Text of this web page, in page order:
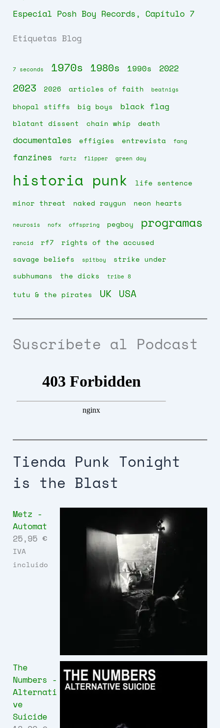
Especial Posh Boy Records, Capítulo 7
Etiquetas Blog
7 seconds 1970s 1980s 1990s 2022
2023 2026 articles of faith beatnigs
bhopal stiffs big boys black flag
blatant dissent chain whip death
documentales effigies entrevista fang
fanzines fartz flipper green day
historia punk life sentence
minor threat naked raygun neon hearts
neurosis nofx offspring pegboy programas
rancid rf7
rights of the accused
savage beliefs
spitboy
strike under
subhumans
the dicks tribe 8
tutu & the pirates UK USA
Suscríbete al Podcast
Tienda Punk Tonight
is the Blast
Metz -
Automat
25,95€
IVA
incluido
The
Numbers -
Alternati
ve
Suicide